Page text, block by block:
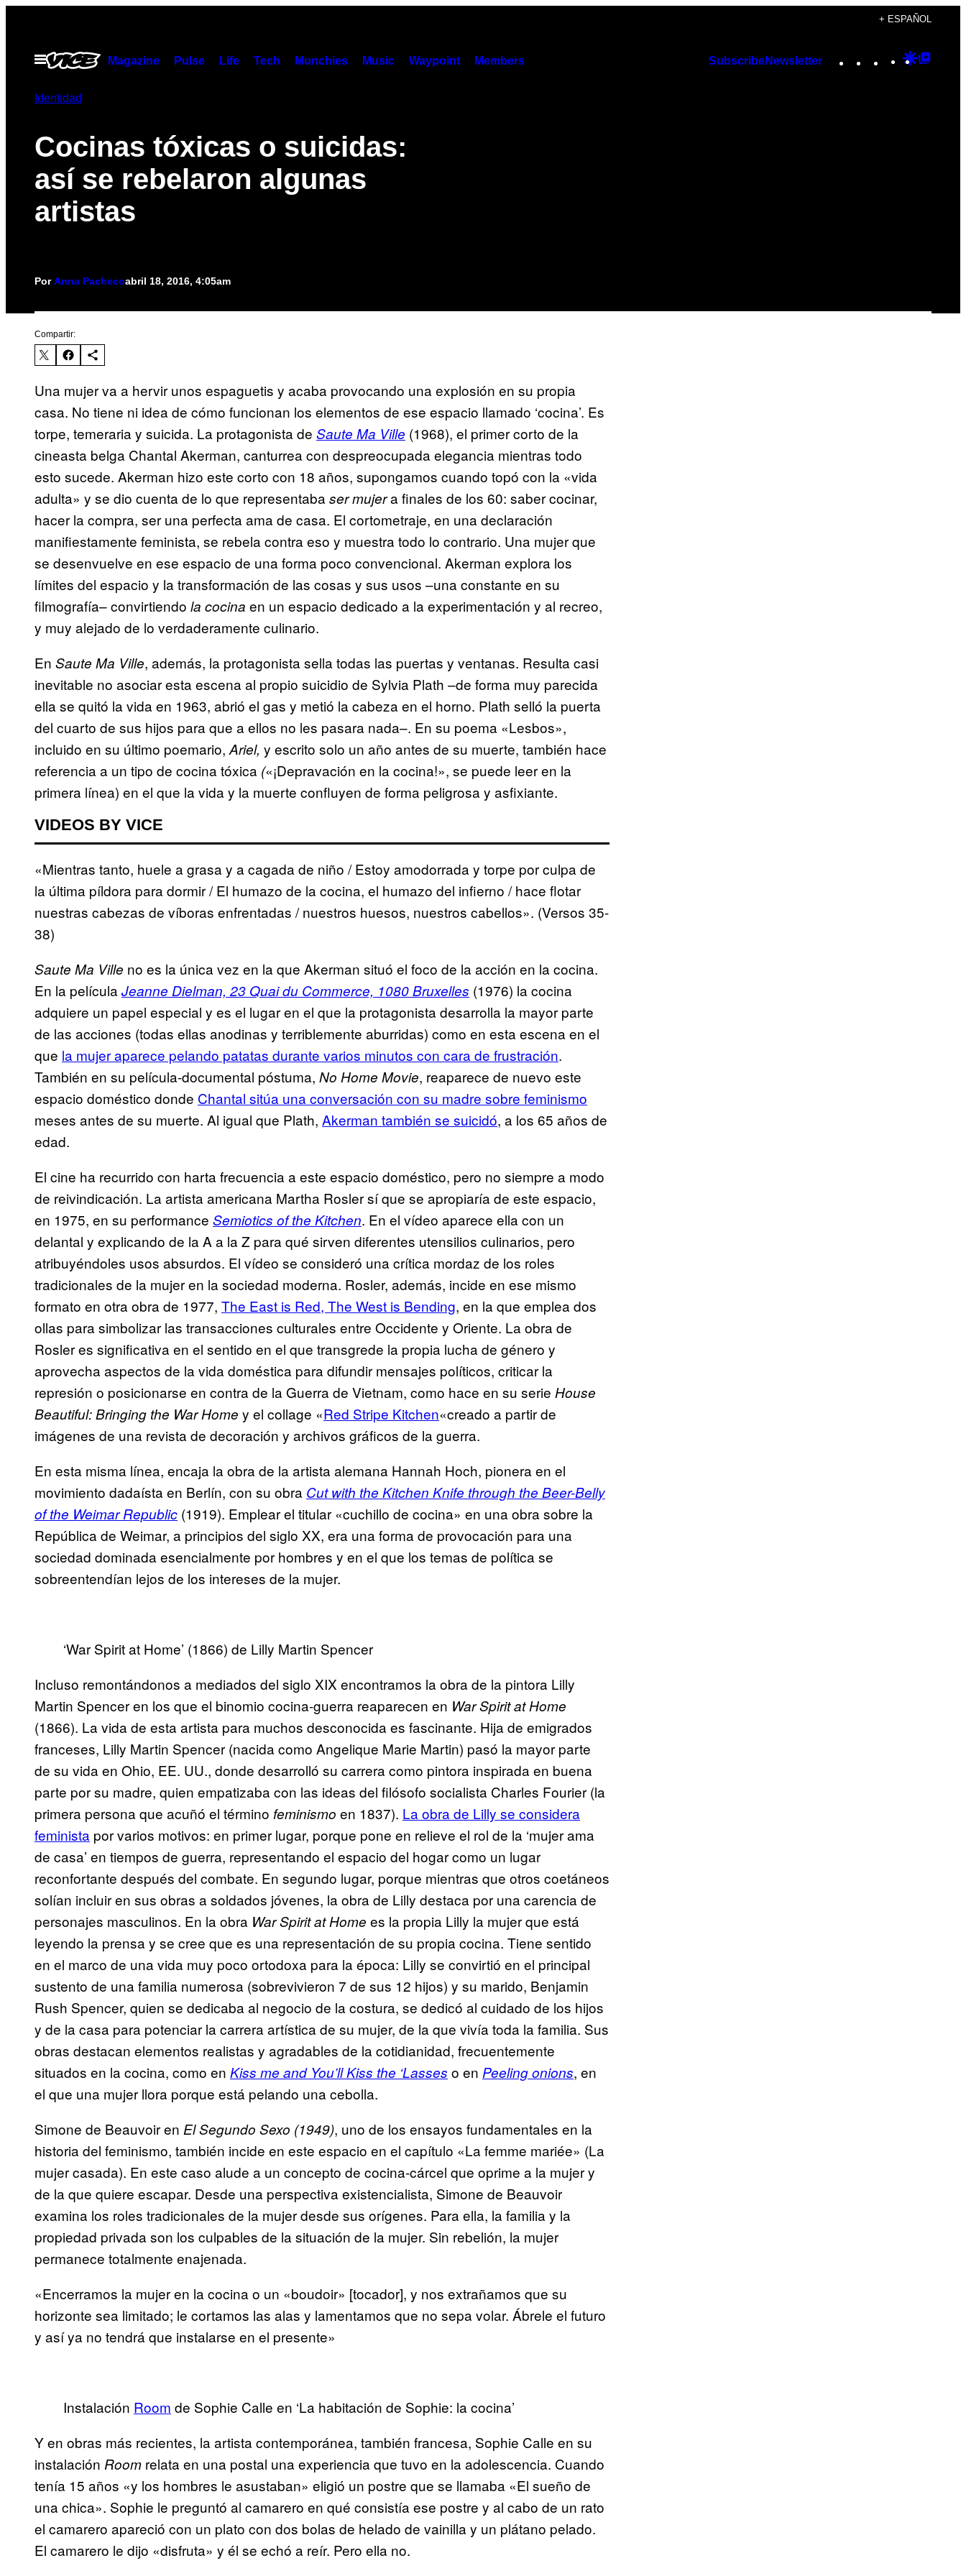
contenido
+ ESPAÑOL
Abrir
Menú
Magazine Pulse Life Tech Munchies Music Waypoint Members SubscribeNewsletter Instagram
TikTok
YouTube
Google
Identidad
Cocinas tóxicas o suicidas:
así se rebelaron algunas
artistas
PorAnna Pachecoabril 18, 2016, 4:05am
Compartir:
Una mujer va a hervir unos espaguetis y acaba provocando una explosión en su propia
casa. No tiene ni idea de cómo funcionan los elementos de ese espacio llamado ‘cocina’. Es
torpe, temeraria y suicida. La protagonista de Saute Ma Ville (1968), el primer corto de la
cineasta belga Chantal Akerman, canturrea con despreocupada elegancia mientras todo
esto sucede. Akerman hizo este corto con 18 años, supongamos cuando topó con la «vida
adulta» y se dio cuenta de lo que representaba ser mujera finales de los 60: saber cocinar,
hacer la compra, ser una perfecta ama de casa. El cortometraje, en una declaración
manifiestamente feminista, se rebela contra eso y muestra todo lo contrario. Una mujer que
se desenvuelve en ese espacio de una forma poco convencional. Akerman explora los
límites del espacio y la transformación de las cosas y sus usos –una constante en su
filmografía– convirtiendo la cocina en un espacio dedicado a la experimentación y al recreo,
y muy alejado de lo verdaderamente culinario.
En Saute Ma Ville, además, la protagonista sella todas las puertas y ventanas. Resulta casi
inevitable no asociar esta escena al propio suicidio de Sylvia Plath –de forma muy parecida
ella se quitó la vida en 1963, abrió el gas y metió la cabeza en el horno. Plath selló la puerta
del cuarto de sus hijos para que a ellos no les pasara nada–. En su poema «Lesbos»,
incluido en su último poemario, Ariel, y escrito solo un año antes de su muerte, también hace
referencia a un tipo de cocina tóxica («¡Depravación en la cocina!», se puede leer en la
primera línea) en el que la vida y la muerte confluyen de forma peligrosa y asfixiante.
VIDEOS BY VICE
«Mientras tanto, huele a grasa y a cagada de niño / Estoy amodorrada y torpe por culpa de
la última píldora para dormir / El humazo de la cocina, el humazo del infierno / hace flotar
nuestras cabezas de víboras enfrentadas / nuestros huesos, nuestros cabellos». (Versos 35-
38)
Saute Ma Ville no es la única vez en la que Akerman situó el foco de la acción en la cocina.
En la película Jeanne Dielman, 23 Quai du Commerce, 1080 Bruxelles (1976) la cocina
adquiere un papel especial y es el lugar en el que la protagonista desarrolla la mayor parte
de las acciones (todas ellas anodinas y terriblemente aburridas) como en esta escena en el
que la mujer aparece pelando patatas durante varios minutos con cara de frustración.
También en su película-documental póstuma, No Home Movie, reaparece de nuevo este
espacio doméstico donde Chantal sitúa una conversación con su madre sobre feminismo
meses antes de su muerte. Al igual que Plath, Akerman también se suicidó, a los 65 años de
edad.
El cine ha recurrido con harta frecuencia a este espacio doméstico, pero no siempre a modo
de reivindicación. La artista americana Martha Rosler sí que se apropiaría de este espacio,
en 1975, en su performance Semiotics of the Kitchen. En el vídeo aparece ella con un
delantal y explicando de la A a la Z para qué sirven diferentes utensilios culinarios, pero
atribuyéndoles usos absurdos. El vídeo se consideró una crítica mordaz de los roles
tradicionales de la mujer en la sociedad moderna. Rosler, además, incide en ese mismo
formato en otra obra de 1977, The East is Red, The West is Bending, en la que emplea dos
ollas para simbolizar las transacciones culturales entre Occidente y Oriente. La obra de
Rosler es significativa en el sentido en el que transgrede la propia lucha de género y
aprovecha aspectos de la vida doméstica para difundir mensajes políticos, criticar la
represión o posicionarse en contra de la Guerra de Vietnam, como hace en su serie House
Beautiful: Bringing the War Home y el collage «Red Stripe Kitchen«creado a partir de
imágenes de una revista de decoración y archivos gráficos de la guerra.
En esta misma línea, encaja la obra de la artista alemana Hannah Hoch, pionera en el
movimiento dadaísta en Berlín, con su obra Cut with the Kitchen Knife through the Beer-Belly
of the Weimar Republic (1919). Emplear el titular «cuchillo de cocina» en una obra sobre la
República de Weimar, a principios del siglo XX, era una forma de provocación para una
sociedad dominada esencialmente por hombres y en el que los temas de política se
sobreentendían lejos de los intereses de la mujer.
‘War Spirit at Home’ (1866) de Lilly Martin Spencer
Incluso remontándonos a mediados del siglo XIX encontramos la obra de la pintora Lilly
Martin Spencer en los que el binomio cocina-guerra reaparecen en War Spirit at Home
(1866). La vida de esta artista para muchos desconocida es fascinante. Hija de emigrados
franceses, Lilly Martin Spencer (nacida como Angelique Marie Martin) pasó la mayor parte
de su vida en Ohio, EE. UU., donde desarrolló su carrera como pintora inspirada en buena
parte por su madre, quien empatizaba con las ideas del filósofo socialista Charles Fourier (la
primera persona que acuñó el término feminismo en 1837). La obra de Lilly se considera
feminista por varios motivos: en primer lugar, porque pone en relieve el rol de la ‘mujer ama
de casa’ en tiempos de guerra, representando el espacio del hogar como un lugar
reconfortante después del combate. En segundo lugar, porque mientras que otros coetáneos
solían incluir en sus obras a soldados jóvenes, la obra de Lilly destaca por una carencia de
personajes masculinos. En la obra War Spirit at Home es la propia Lilly la mujer que está
leyendo la prensa y se cree que es una representación de su propia cocina. Tiene sentido
en el marco de una vida muy poco ortodoxa para la época: Lilly se convirtió en el principal
sustento de una familia numerosa (sobrevivieron 7 de sus 12 hijos) y su marido, Benjamin
Rush Spencer, quien se dedicaba al negocio de la costura, se dedicó al cuidado de los hijos
y de la casa para potenciar la carrera artística de su mujer, de la que vivía toda la familia. Sus
obras destacan elementos realistas y agradables de la cotidianidad, frecuentemente
situados en la cocina, como en Kiss me and You’ll Kiss the ‘Lasses o en Peeling onions, en
el que una mujer llora porque está pelando una cebolla.
Simone de Beauvoir en El Segundo Sexo (1949), uno de los ensayos fundamentales en la
historia del feminismo, también incide en este espacio en el capítulo «La femme mariée» (La
mujer casada). En este caso alude a un concepto de cocina-cárcel que oprime a la mujer y
de la que quiere escapar. Desde una perspectiva existencialista, Simone de Beauvoir
examina los roles tradicionales de la mujer desde sus orígenes. Para ella, la familia y la
propiedad privada son los culpables de la situación de la mujer. Sin rebelión, la mujer
permanece totalmente enajenada.
«Encerramos la mujer en la cocina o un «boudoir» [tocador], y nos extrañamos que su
horizonte sea limitado; le cortamos las alas y lamentamos que no sepa volar. Ábrele el futuro
y así ya no tendrá que instalarse en el presente»
Instalación Room de Sophie Calle en ‘La habitación de Sophie: la cocina’
Y en obras más recientes, la artista contemporánea, también francesa, Sophie Calle en su
instalación Room relata en una postal una experiencia que tuvo en la adolescencia. Cuando
tenía 15 años «y los hombres le asustaban» eligió un postre que se llamaba «El sueño de
una chica». Sophie le preguntó al camarero en qué consistía ese postre y al cabo de un rato
el camarero apareció con un plato con dos bolas de helado de vainilla y un plátano pelado.
El camarero le dijo «disfruta» y él se echó a reír. Pero ella no.